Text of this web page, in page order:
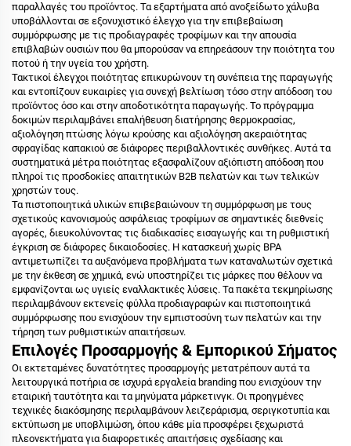
παραλλαγές του προϊόντος. Τα εξαρτήματα από ανοξείδωτο χάλυβα
υποβάλλονται σε εξονυχιστικό έλεγχο για την επιβεβαίωση
συμμόρφωσης με τις προδιαγραφές τροφίμων και την απουσία
επιβλαβών ουσιών που θα μπορούσαν να επηρεάσουν την ποιότητα του
ποτού ή την υγεία του χρήστη.
Τακτικοί έλεγχοι ποιότητας επικυρώνουν τη συνέπεια της παραγωγής
και εντοπίζουν ευκαιρίες για συνεχή βελτίωση τόσο στην απόδοση του
προϊόντος όσο και στην αποδοτικότητα παραγωγής. Το πρόγραμμα
δοκιμών περιλαμβάνει επαλήθευση διατήρησης θερμοκρασίας,
αξιολόγηση πτώσης λόγω κρούσης και αξιολόγηση ακεραιότητας
σφραγίδας καπακιού σε διάφορες περιβαλλοντικές συνθήκες. Αυτά τα
συστηματικά μέτρα ποιότητας εξασφαλίζουν αξιόπιστη απόδοση που
πληροί τις προσδοκίες απαιτητικών B2B πελατών και των τελικών
χρηστών τους.
Τα πιστοποιητικά υλικών επιβεβαιώνουν τη συμμόρφωση με τους
σχετικούς κανονισμούς ασφάλειας τροφίμων σε σημαντικές διεθνείς
αγορές, διευκολύνοντας τις διαδικασίες εισαγωγής και τη ρυθμιστική
έγκριση σε διάφορες δικαιοδοσίες. Η κατασκευή χωρίς BPA
αντιμετωπίζει τα αυξανόμενα προβλήματα των καταναλωτών σχετικά
με την έκθεση σε χημικά, ενώ υποστηρίζει τις μάρκες που θέλουν να
εμφανίζονται ως υγιείς εναλλακτικές λύσεις. Τα πακέτα τεκμηρίωσης
περιλαμβάνουν εκτενείς φύλλα προδιαγραφών και πιστοποιητικά
συμμόρφωσης που ενισχύουν την εμπιστοσύνη των πελατών και την
τήρηση των ρυθμιστικών απαιτήσεων.
Επιλογές Προσαρμογής & Εμπορικού Σήματος
Οι εκτεταμένες δυνατότητες προσαρμογής μετατρέπουν αυτά τα
λειτουργικά ποτήρια σε ισχυρά εργαλεία branding που ενισχύουν την
εταιρική ταυτότητα και τα μηνύματα μάρκετινγκ. Οι προηγμένες
τεχνικές διακόσμησης περιλαμβάνουν λειζεράρισμα, σεριγκοτυπία και
εκτύπωση με υποβλιμώση, όπου κάθε μία προσφέρει ξεχωριστά
πλεονεκτήματα για διαφορετικές απαιτήσεις σχεδίασης και